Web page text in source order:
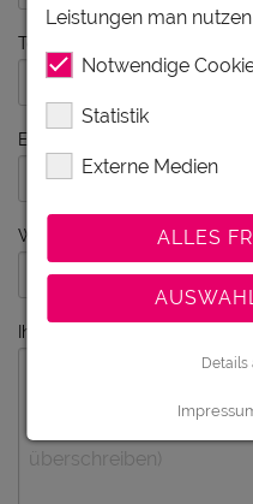
Telefon
E-Mail
Webseite
Ihre Nachricht
Leistungen man
Notwendige
Statistik
Externe Medien
ALLES
Details